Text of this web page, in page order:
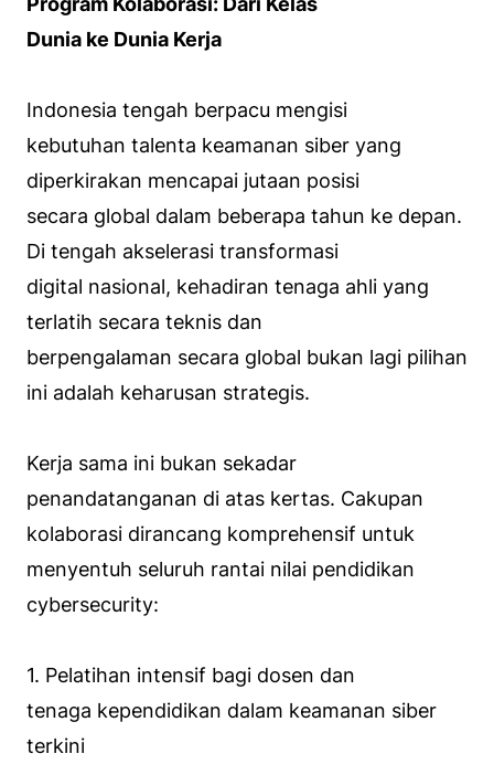
Dunia ke Dunia Kerja
Indonesia tengah berpacu mengisi
kebutuhan talenta keamanan siber yang
diperkirakan mencapai jutaan posisi
secara global dalam beberapa tahun ke depan.
Di tengah akselerasi transformasi
digital nasional, kehadiran tenaga ahli yang
terlatih secara teknis dan
berpengalaman secara global bukan lagi pilihan
ini adalah keharusan strategis.
Kerja sama ini bukan sekadar
penandatanganan di atas kertas. Cakupan
kolaborasi dirancang komprehensif untuk
menyentuh seluruh rantai nilai pendidikan
cybersecurity:
1. Pelatihan intensif bagi dosen dan
tenaga kependidikan dalam keamanan siber
terkini